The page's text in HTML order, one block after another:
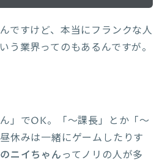
ですけど、本当にフランクな人
う業界ってのもあるんですが。
」でOK。「～課長」とか「～
休みは一緒にゲームしたりす
ニイちゃんってノリの人が多